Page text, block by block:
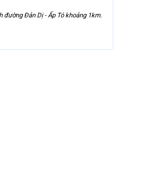
đường Đản Dị - Ấp Tó khoảng 1km.